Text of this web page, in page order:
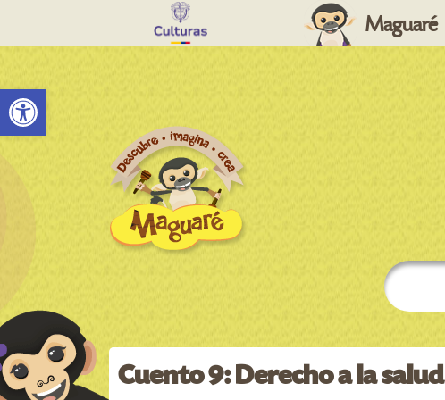
Abrir barra de herramientas
Maguaré
Cuento 9: Derecho a la salud